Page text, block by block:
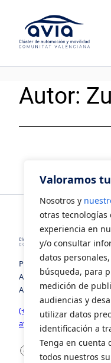
Valoramos
Nosotros y
otras
experiencia en
y/o consultar
datos
búsqueda, para
medición de
audiencias y
utilizar datos
identificación a
Tenga en cuenta
todos nuestros
contenido
Autor:
Polígono Industrial Juan
Avenida de la Foia,
Almussafes, Valencia
(+34) 963 941 258
avia@avia.com.es
Facebook LinkedIn X